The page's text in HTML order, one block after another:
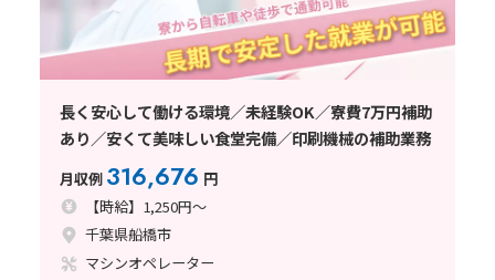
長く安心して働ける環境／未経験OK／寮費7万円補助
あり／安くて美味しい食堂完備／印刷機械の補助業務
月収例 316,676 円
【時給】1,250円～
千葉県船橋市
マシンオペレーター